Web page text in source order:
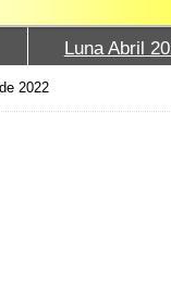
Luna Abril
2022